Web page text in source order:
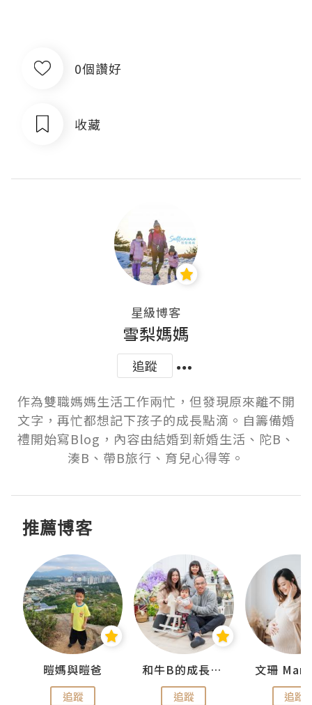
0個讚好
收藏
星級博客
雪梨媽媽
追蹤
作為雙職媽媽生活工作兩忙，但發現原來離不開
文字，再忙都想記下孩子的成長點滴。自籌備婚
禮開始寫Blog，內容由結婚到新婚生活、陀B、
湊B、帶B旅行、育兒心得等。
推薦博客
暟媽與暟爸
追蹤
和牛B的成長日記
追蹤
文珊
追蹤